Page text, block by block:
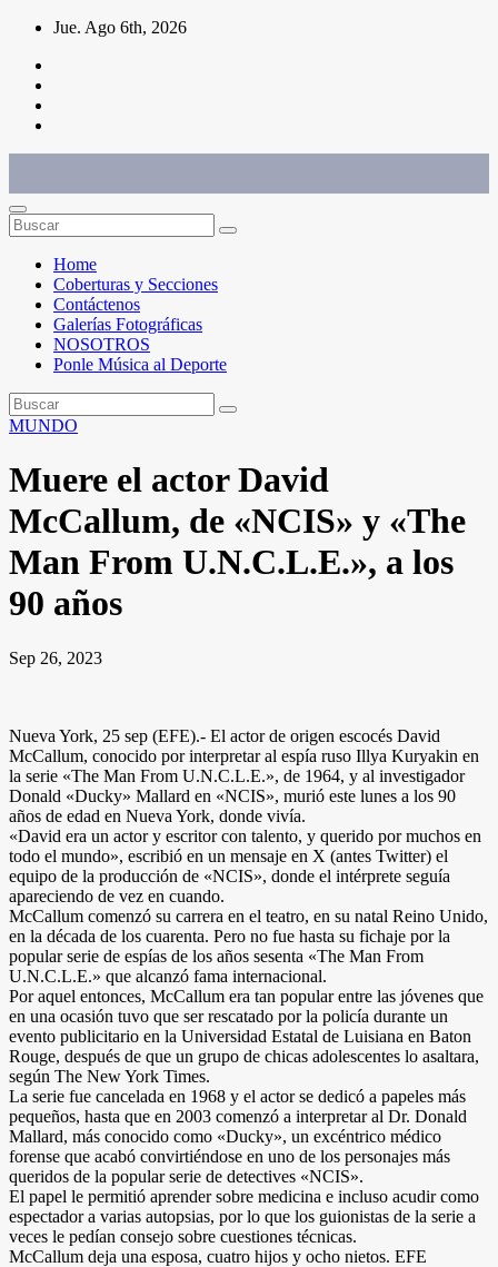
Saltar
contenido
Jue. Ago 6th, 2026
Home
Coberturas y Secciones
Contáctenos
Galerías Fotográficas
NOSOTROS
Ponle Música al Deporte
MUNDO
Muere el actor David
McCallum, de «NCIS» y «The
Man From U.N.C.L.E.», a los
90 años
Sep 26, 2023
Nueva York, 25 sep (EFE).- El actor de origen escocés David
McCallum, conocido por interpretar al espía ruso Illya Kuryakin en
la serie «The Man From U.N.C.L.E.», de 1964, y al investigador
Donald «Ducky» Mallard en «NCIS», murió este lunes a los 90
años de edad en Nueva York, donde vivía.
«David era un actor y escritor con talento, y querido por muchos en
todo el mundo», escribió en un mensaje en X (antes Twitter) el
equipo de la producción de «NCIS», donde el intérprete seguía
apareciendo de vez en cuando.
McCallum comenzó su carrera en el teatro, en su natal Reino Unido,
en la década de los cuarenta. Pero no fue hasta su fichaje por la
popular serie de espías de los años sesenta «The Man From
U.N.C.L.E.» que alcanzó fama internacional.
Por aquel entonces, McCallum era tan popular entre las jóvenes que
en una ocasión tuvo que ser rescatado por la policía durante un
evento publicitario en la Universidad Estatal de Luisiana en Baton
Rouge, después de que un grupo de chicas adolescentes lo asaltara,
según The New York Times.
La serie fue cancelada en 1968 y el actor se dedicó a papeles más
pequeños, hasta que en 2003 comenzó a interpretar al Dr. Donald
Mallard, más conocido como «Ducky», un excéntrico médico
forense que acabó convirtiéndose en uno de los personajes más
queridos de la popular serie de detectives «NCIS».
El papel le permitió aprender sobre medicina e incluso acudir como
espectador a varias autopsias, por lo que los guionistas de la serie a
veces le pedían consejo sobre cuestiones técnicas.
McCallum deja una esposa, cuatro hijos y ocho nietos. EFE